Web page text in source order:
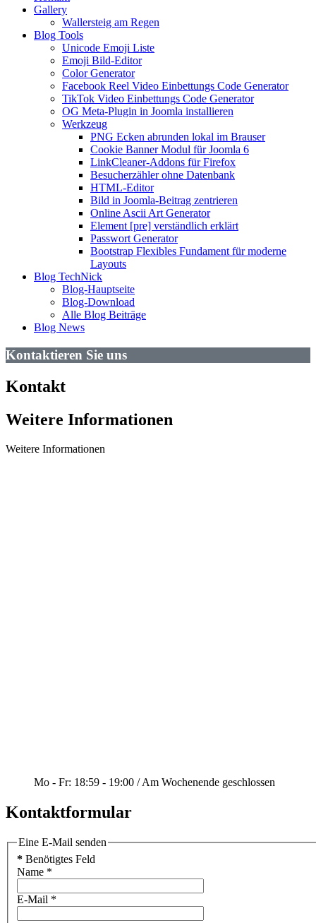
Gallery
Wallersteig am Regen
Blog Tools
Unicode Emoji Liste
Emoji Bild‑Editor
Color Generator
Facebook Reel Video Einbettungs Code Generator
TikTok Video Einbettungs Code Generator
OG Meta‑Plugin in Joomla installieren
Werkzeug
PNG Ecken abrunden lokal im Brauser
Cookie Banner Modul für Joomla 6
LinkCleaner‑Addons für Firefox
Besucherzähler ohne Datenbank
HTML‑Editor
Bild in Joomla‑Beitrag zentrieren
Online Ascii Art Generator
Element [pre] verständlich erklärt
Passwort Generator
Bootstrap Flexibles Fundament für moderne
Layouts
Blog TechNick
Blog-Hauptseite
Blog-Download
Alle Blog Beiträge
Blog News
Kontaktieren Sie uns
Kontakt
Weitere Informationen
Weitere Informationen
Mo - Fr: 18:59 - 19:00 / Am Wochenende geschlossen
Kontaktformular
Eine E-Mail senden
* Benötigtes Feld
Name *
E-Mail *